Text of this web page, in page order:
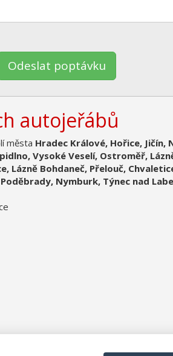
autojeřábů
města Hradec Králové, Hořice, Jičín,
Vysoké Veselí, Ostroměř,
Lázně Bohdaneč, Přelouč,
Nymburk, Týnec nad